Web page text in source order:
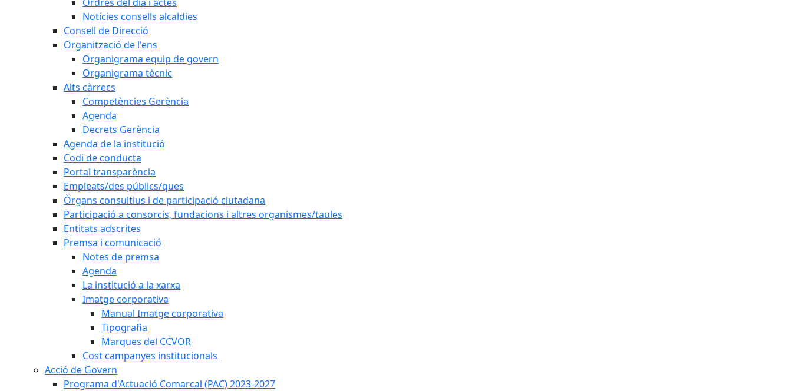
Notícies consells alcaldies
Consell de Direcció
Organització de l'ens
Organigrama equip de govern
Organigrama tècnic
Alts càrrecs
Competències Gerència
Agenda
Decrets Gerència
Agenda de la institució
Codi de conducta
Portal transparència
Empleats/des públics/ques
Òrgans consultius i de participació ciutadana
Participació a consorcis, fundacions i altres organismes/taules
Entitats adscrites
Premsa i comunicació
Notes de premsa
Agenda
La institució a la xarxa
Imatge corporativa
Manual Imatge corporativa
Tipografia
Marques del CCVOR
Cost campanyes institucionals
Acció de Govern
Programa d'Actuació Comarcal (PAC) 2023-2027